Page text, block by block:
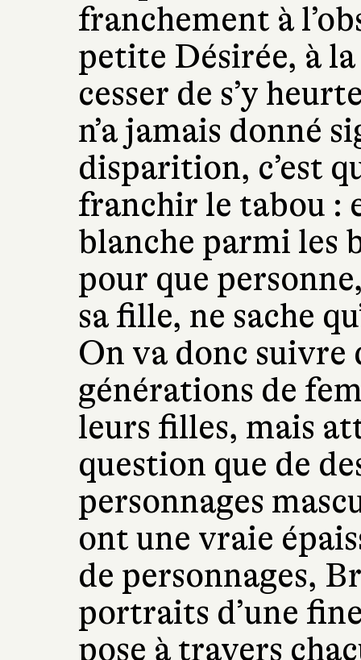
franchement à
petite Désirée, à
cesser de s’y
n’a jamais donné
disparition, c’est
franchir le tabou :
blanche parmi les
pour que
sa fille, ne sache
On va donc suivre
générations de
leurs filles, mais
question que de
personnages
ont une vraie
de personnages,
portraits d’une
pose à travers